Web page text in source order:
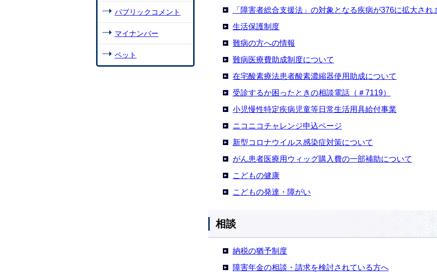
「障害者総合支援法」の対象となる疾病が376に拡大され
生活保護制度
難病の方への情報
難病医療費助成制度について
在宅酸素療法患者酸素濃縮器使用助成について
受診するか困ったときの相談電話（＃7119）
小児慢性特定疾病児童等日常生活用具給付事業
ニコニコチャレンジ申込ページ
新型コロナウイルス感染症対策について
がん患者医療用ウィッグ購入費の一部補助について
こどもの健康
こどもの発達・障がい
相談
納税の猶予制度
障害年金の相談・請求を検討されている方へ
パブリックコメント
マイナンバー
ペット